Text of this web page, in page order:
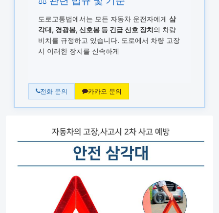
도로교통법에서는 모든 자동차 운전자에게 삼
각대, 경광봉, 신호봉 등 긴급 신호 장치의 차량
비치를 규정하고 있습니다. 도로에서 차량 고장
시 이러한 장치를 신속하게
전화 문의 카카오 문의